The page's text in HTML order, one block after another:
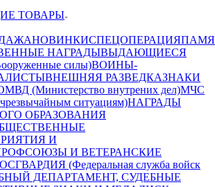
ТОВАРЫ
НОВИНКИСПЕЦОПЕРАЦИЯ
НАГРАДЫВЫДАЮЩИЕСЯ
силы)ВОИНЫ-
ВНЕШНЯЯ РАЗВЕДКАЗНАКИ
МВД (Министерство внутрених дел)МЧС
ситуациям)НАГРАДЫ
ОБРАЗОВАНИЯ
И
И ВЕТЕРАНСКИЕ
(Федеральная служба войск
ДЕПАРТАМЕНТ, СУДЕБНЫЕ